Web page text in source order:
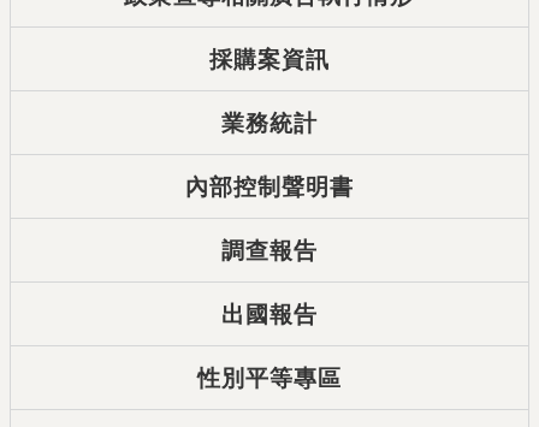
採購案資訊
業務統計
內部控制聲明書
調查報告
出國報告
性別平等專區